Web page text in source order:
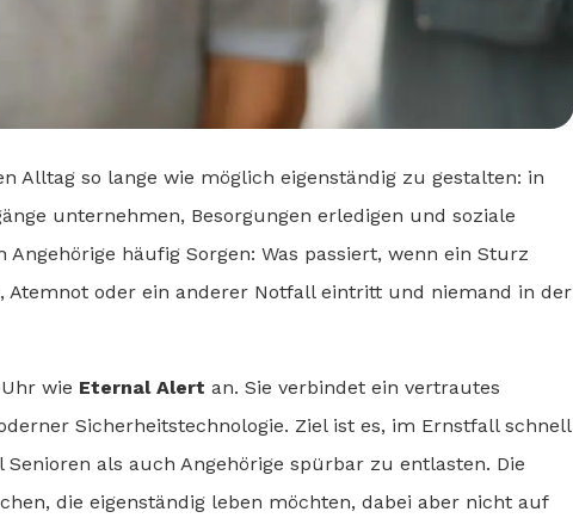
Alltag so lange wie möglich eigenständig zu gestalten: in
unternehmen, Besorgungen erledigen und soziale
häufig Sorgen: Was passiert, wenn ein Sturz
Atemnot oder ein anderer Notfall eintritt und niemand in der
wie Eternal Alert an. Sie verbindet ein vertrautes
Sicherheitstechnologie. Ziel ist es, im Ernstfall schnell
als auch Angehörige spürbar zu entlasten. Die
die eigenständig leben möchten, dabei aber nicht auf